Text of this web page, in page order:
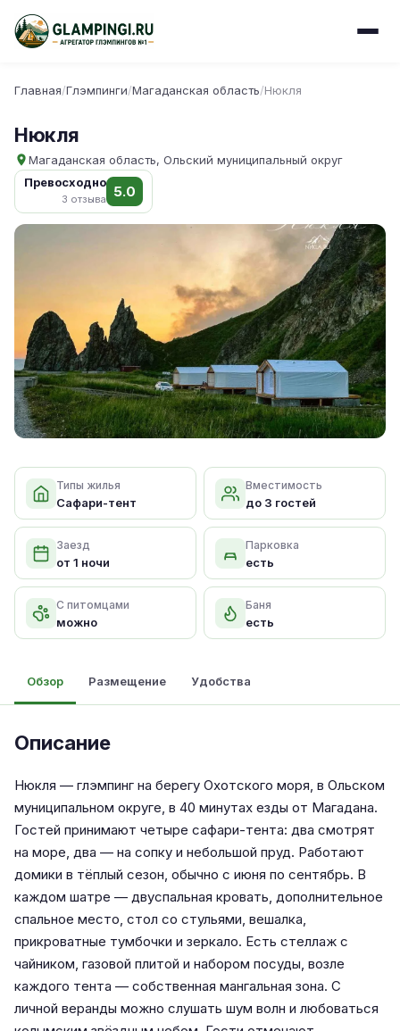
Главная/Глэмпинги/Магаданская область/Нюкля
Нюкля
Магаданская область, Ольский муниципальный округ
Превосходно
3 отзыва 5.0
Типы жилья
Сафари-тент
Вместимость
до 3 гостей
Заезд
от 1 ночи
Парковка
есть
С питомцами
можно
Баня
есть
Обзор Размещение Удобства
Описание
Нюкля — глэмпинг на берегу Охотского моря, в Ольском
муниципальном округе, в 40 минутах езды от Магадана.
Гостей принимают четыре сафари-тента: два смотрят
на море, два — на сопку и небольшой пруд. Работают
домики в тёплый сезон, обычно с июня по сентябрь. В
каждом шатре — двуспальная кровать, дополнительное
спальное место, стол со стульями, вешалка,
прикроватные тумбочки и зеркало. Есть стеллаж с
чайником, газовой плитой и набором посуды, возле
каждого тента — собственная мангальная зона. С
личной веранды можно слушать шум волн и любоваться